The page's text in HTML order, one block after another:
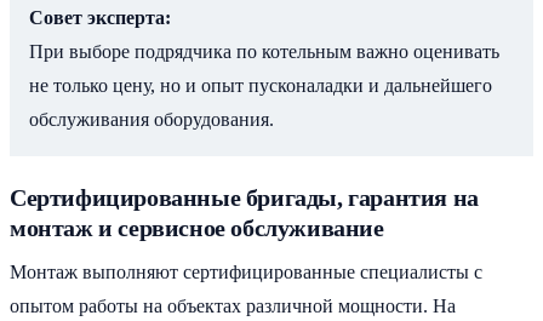
Совет эксперта:
При выборе подрядчика по котельным важно оценивать
не только цену, но и опыт пусконаладки и дальнейшего
обслуживания оборудования.
Сертифицированные бригады, гарантия на
монтаж и сервисное обслуживание
Монтаж выполняют сертифицированные специалисты с
опытом работы на объектах различной мощности. На